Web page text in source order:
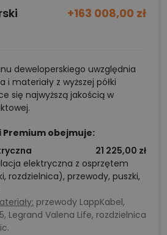
+163 008,00 zł
deweloperskiego uwzględnia
i materiały z wyższej półki
się najwyższą jakością w
obejmuje:
21 225,00 zł
elektryczna z osprzętem
rozdzielnica), przewody, puszki,
przewody LappKabel,
Legrand Valena Life, rozdzielnica